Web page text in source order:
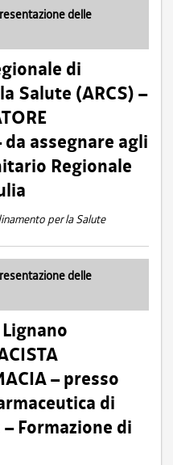
delle
di
Salute (ARCS) –
da assegnare agli
Regionale
per la Salute
delle
– presso
di
Formazione di